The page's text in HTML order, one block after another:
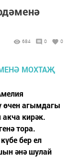
684 0 0
өчен агымдагы
кирәк.
тора.
бер ел
әнә шулай